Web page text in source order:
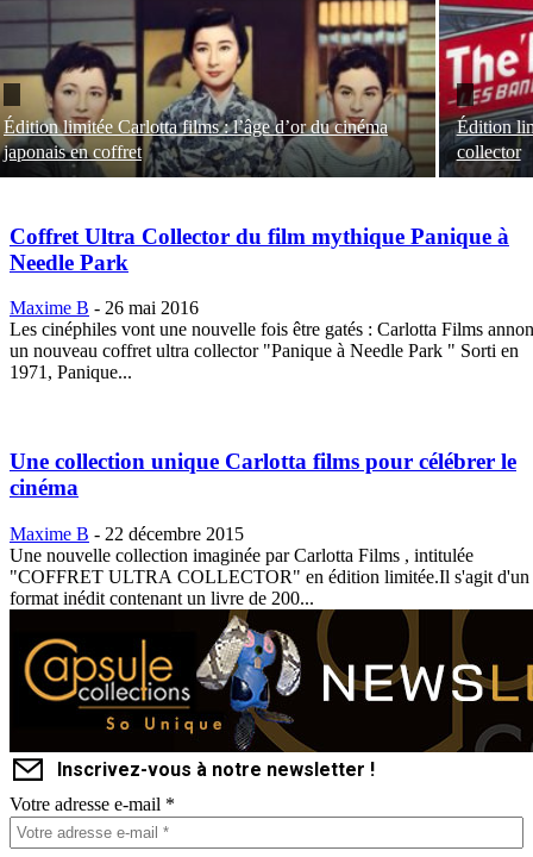
Édition limitée Carlotta films : l’âge d’or du cinéma
japonais en coffret
Édition
collector
Coffret Ultra Collector du film mythique Panique à
Needle Park
Maxime B - 26 mai 2016
Les cinéphiles vont une nouvelle fois être gatés : Carlotta Films
un nouveau coffret ultra collector "Panique à Needle Park " Sorti en
1971, Panique...
Une collection unique Carlotta films pour célébrer le
cinéma
Maxime B - 22 décembre 2015
Une nouvelle collection imaginée par Carlotta Films , intitulée
"COFFRET ULTRA COLLECTOR" en édition limitée.Il s'agit d'un
format inédit contenant un livre de 200...
Inscrivez-vous à notre newsletter !
Votre adresse e-mail *